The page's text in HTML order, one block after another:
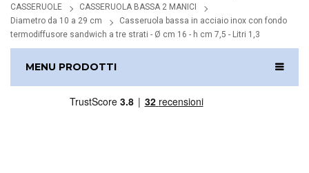
CASSERUOLE
CASSERUOLA BASSA 2 MANICI
Diametro da 10 a 29 cm
Casseruola bassa in acciaio inox con fondo
termodiffusore sandwich a tre strati - Ø cm 16 - h cm 7,5 - Litri 1,3
MENU PRODOTTI